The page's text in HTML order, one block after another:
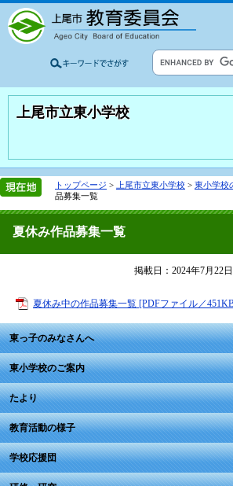
上尾市立東小学校
トップページ > 上尾市立東小学校 > 東小学校
品募集一覧
夏休み作品募集一覧
掲載日：2024年7月22
夏休み中の作品募集一覧 [PDFファイル／
東っ子のみなさんへ
東小学校のご案内
たより
教育活動の様子
学校応援団